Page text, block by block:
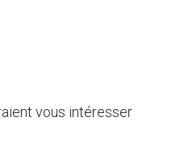
vous intéresser